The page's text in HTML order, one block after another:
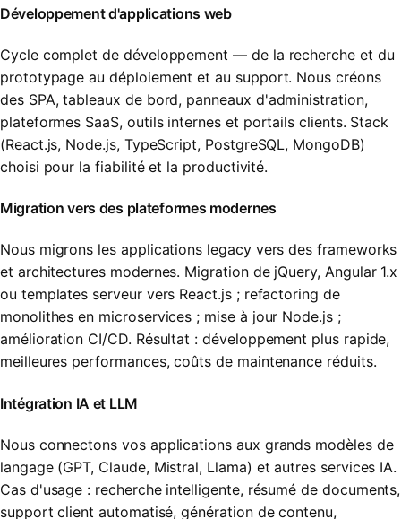
Développement d'applications web
Cycle complet de développement — de la recherche et du
prototypage au déploiement et au support. Nous créons
des SPA, tableaux de bord, panneaux d'administration,
plateformes SaaS, outils internes et portails clients. Stack
(React.js, Node.js, TypeScript, PostgreSQL, MongoDB)
choisi pour la fiabilité et la productivité.
Migration vers des plateformes modernes
Nous migrons les applications legacy vers des frameworks
et architectures modernes. Migration de jQuery, Angular 1.x
ou templates serveur vers React.js ; refactoring de
monolithes en microservices ; mise à jour Node.js ;
amélioration CI/CD. Résultat : développement plus rapide,
meilleures performances, coûts de maintenance réduits.
Intégration IA et LLM
Nous connectons vos applications aux grands modèles de
langage (GPT, Claude, Mistral, Llama) et autres services IA.
Cas d'usage : recherche intelligente, résumé de documents,
support client automatisé, génération de contenu,